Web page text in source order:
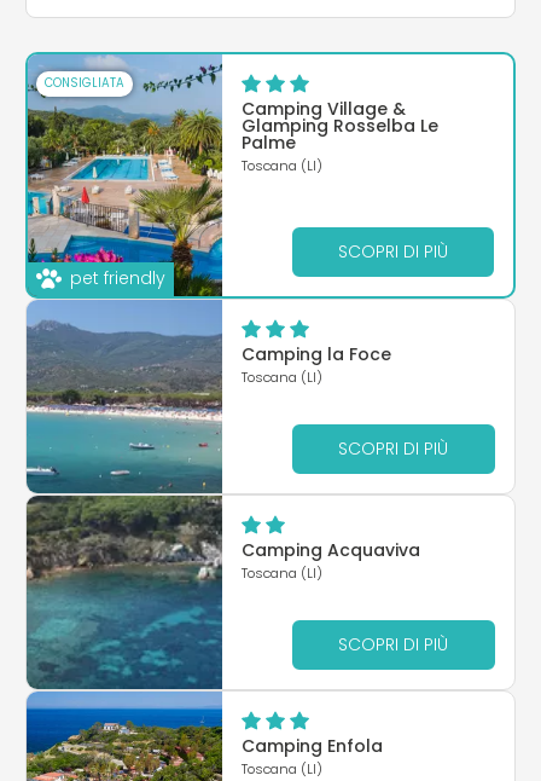
CONSIGLIATA
pet friendly
Camping Village &
Glamping Rosselba Le
Palme
Toscana (LI)
SCOPRI DI PIÙ
Camping la Foce
Toscana (LI)
SCOPRI DI PIÙ
Camping Acquaviva
Toscana (LI)
SCOPRI DI PIÙ
Camping Enfola
Toscana (LI)